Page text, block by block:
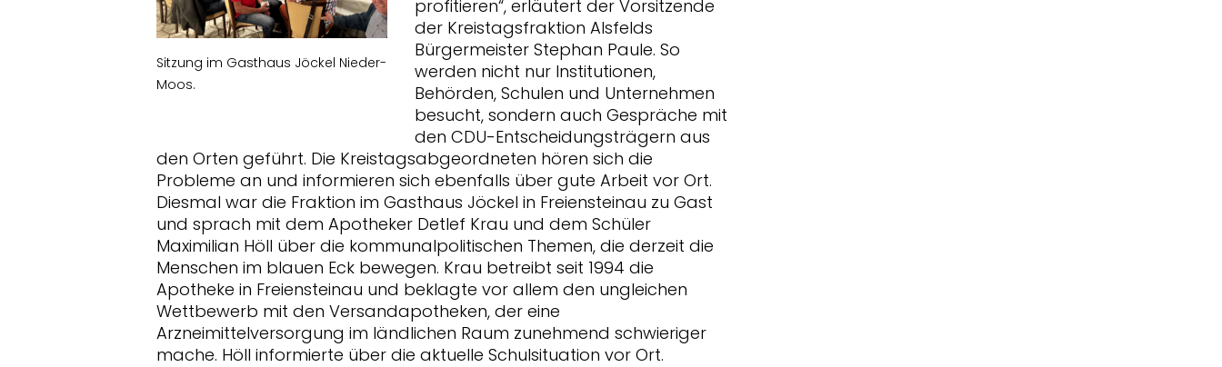
Sitzung im Gasthaus Jöckel Nieder-
Moos.
profitieren“, erläutert der Vorsitzende
der Kreistagsfraktion Alsfelds
Bürgermeister Stephan Paule. So
werden nicht nur Institutionen,
Behörden, Schulen und Unternehmen
besucht, sondern auch Gespräche mit
den CDU-Entscheidungsträgern aus
den Orten geführt. Die Kreistagsabgeordneten hören sich die
Probleme an und informieren sich ebenfalls über gute Arbeit vor Ort.
Diesmal war die Fraktion im Gasthaus Jöckel in Freiensteinau zu Gast
und sprach mit dem Apotheker Detlef Krau und dem Schüler
Maximilian Höll über die kommunalpolitischen Themen, die derzeit die
Menschen im blauen Eck bewegen. Krau betreibt seit 1994 die
Apotheke in Freiensteinau und beklagte vor allem den ungleichen
Wettbewerb mit den Versandapotheken, der eine
Arzneimittelversorgung im ländlichen Raum zunehmend schwieriger
mache. Höll informierte über die aktuelle Schulsituation vor Ort.